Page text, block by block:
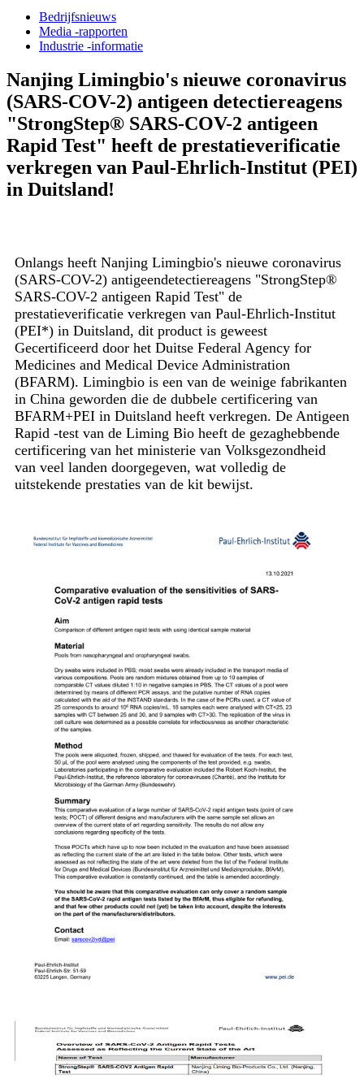
Bedrijfsnieuws
Media -rapporten
Industrie -informatie
Nanjing Limingbio's nieuwe coronavirus
(SARS-COV-2) antigeen detectiereagens
"StrongStep® SARS-COV-2 antigeen
Rapid Test" heeft de prestatieverificatie
verkregen van Paul-Ehrlich-Institut (PEI)
in Duitsland!
Onlangs heeft Nanjing Limingbio's nieuwe coronavirus
(SARS-COV-2) antigeendetectiereagens "StrongStep®
SARS-COV-2 antigeen Rapid Test" de
prestatieverificatie verkregen van Paul-Ehrlich-Institut
(PEI*) in Duitsland, dit product is geweest
Gecertificeerd door het Duitse Federal Agency for
Medicines and Medical Device Administration
(BFARM). Limingbio is een van de weinige fabrikanten
in China geworden die de dubbele certificering van
BFARM+PEI in Duitsland heeft verkregen. De Antigeen
Rapid -test van de Liming Bio heeft de gezaghebbende
certificering van het ministerie van Volksgezondheid
van veel landen doorgegeven, wat volledig de
uitstekende prestaties van de kit bewijst.